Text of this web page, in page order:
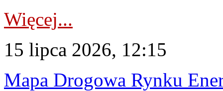
Więcej...
15 lipca 2026, 12:15
Mapa Drogowa Rynku